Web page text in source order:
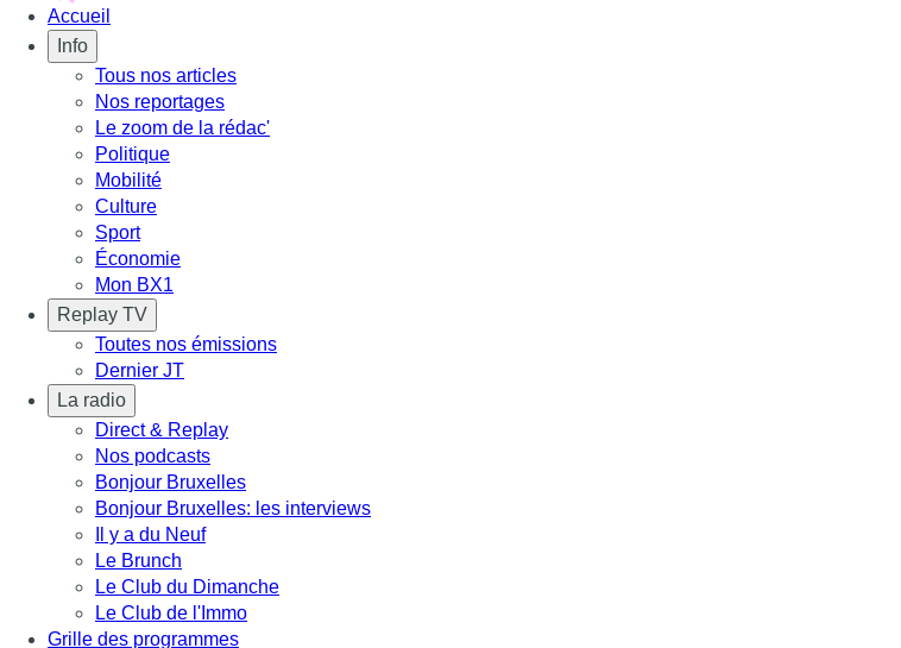
Accueil
Info
Tous nos articles
Nos reportages
Le zoom de la rédac'
Politique
Mobilité
Culture
Sport
Économie
Mon BX1
Replay TV
Toutes nos émissions
Dernier JT
La radio
Direct & Replay
Nos podcasts
Bonjour Bruxelles
Bonjour Bruxelles: les interviews
Il y a du Neuf
Le Brunch
Le Club du Dimanche
Le Club de l'Immo
Grille des programmes